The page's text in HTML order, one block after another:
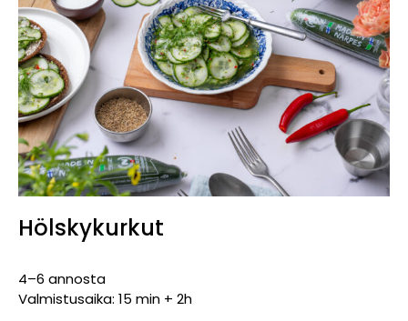
Hölskykurkut
4–6 annosta
Valmistusaika: 15 min + 2h